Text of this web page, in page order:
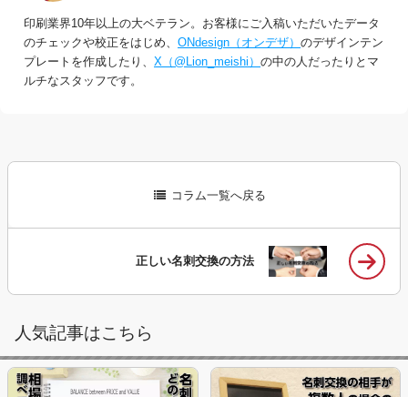
印刷業界10年以上の大ベテラン。お客様にご入稿いただいたデータ
のチェックや校正をはじめ、 ONdesign（オンデザ） のデザインテン
プレートを作成したり、 X（@Lion_meishi） の中の人だったりとマ
ルチなスタッフです。
コラム一覧へ戻る
正しい名刺交換の方法
人気記事はこちら